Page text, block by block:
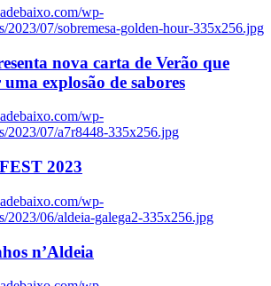
wp-
2023/07/sobremesa-golden-hour-335x256.jpg
nova carta de Verão que
explosão de sabores
wp-
2023/07/a7r8448-335x256.jpg
2023
wp-
2023/06/aldeia-galega2-335x256.jpg
n’Aldeia